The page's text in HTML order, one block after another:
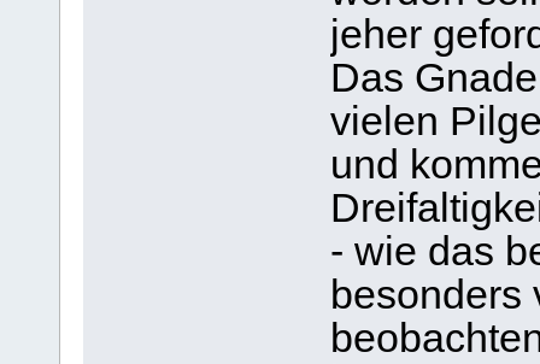
jeher
Das
vielen
und
- wie das
besonders